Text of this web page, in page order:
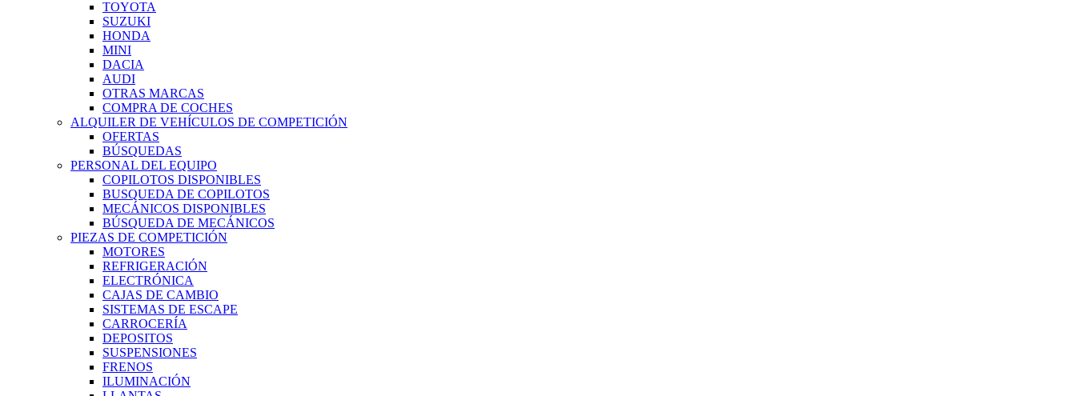
TOYOTA
SUZUKI
HONDA
MINI
DACIA
AUDI
OTRAS MARCAS
COMPRA DE COCHES
ALQUILER DE VEHÍCULOS DE COMPETICIÓN
OFERTAS
BÚSQUEDAS
PERSONAL DEL EQUIPO
COPILOTOS DISPONIBLES
BUSQUEDA DE COPILOTOS
MECÁNICOS DISPONIBLES
BÚSQUEDA DE MECÁNICOS
PIEZAS DE COMPETICIÓN
MOTORES
REFRIGERACIÓN
ELECTRÓNICA
CAJAS DE CAMBIO
SISTEMAS DE ESCAPE
CARROCERÍA
DEPOSITOS
SUSPENSIONES
FRENOS
ILUMINACIÓN